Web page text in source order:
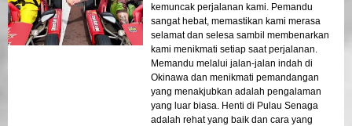
kemuncak perjalanan kami. Pemandu
sangat hebat, memastikan kami merasa
selamat dan selesa sambil membenarkan
kami menikmati setiap saat perjalanan.
Memandu melalui jalan-jalan indah di
Okinawa dan menikmati pemandangan
yang menakjubkan adalah pengalaman
yang luar biasa. Henti di Pulau Senaga
adalah rehat yang baik dan cara yang